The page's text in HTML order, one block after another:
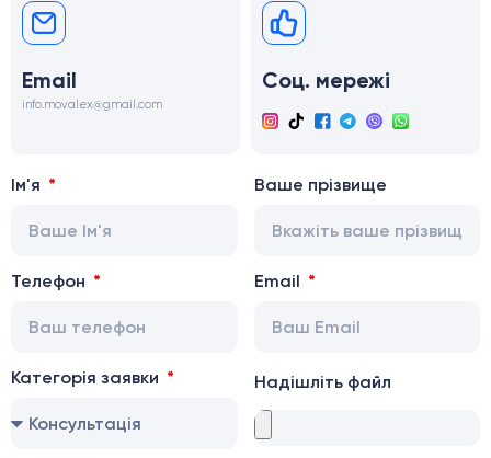
Email
info.movalex@gmail.com
Соц. мережі
Ім'я Ваше прізвище
Телефон Email
Категорія заявки Надішліть файл